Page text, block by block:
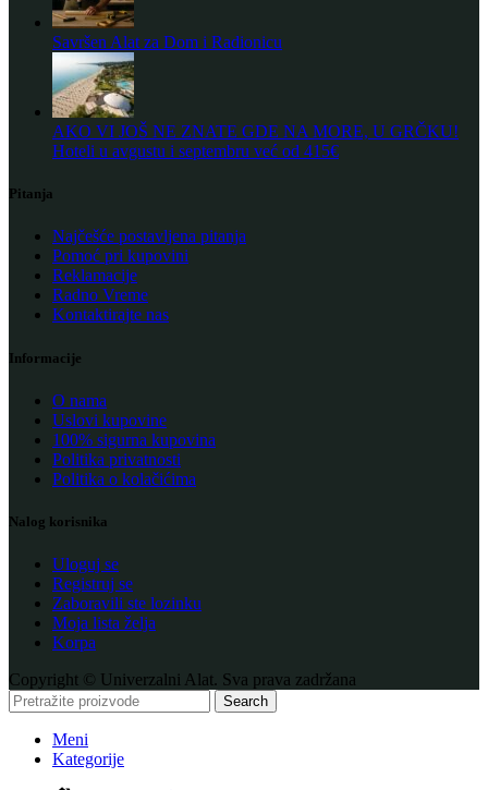
Savršen Alat za Dom i Radionicu
AKO VI JOŠ NE ZNATE GDE NA MORE, U GRČKU!
Hoteli u avgustu i septembru već od 415€
Pitanja
Najčešće postavljena pitanja
Pomoć pri kupovini
Reklamacije
Radno Vreme
Kontaktirajte nas
Informacije
O nama
Uslovi kupovine
100% sigurna kupovina
Politika privatnosti
Politika o kolačićima
Nalog korisnika
Uloguj se
Registruj se
Zaboravili ste lozinku
Moja lista želja
Korpa
Copyright © Univerzalni Alat. Sva prava zadržana
Search
Meni
Kategorije